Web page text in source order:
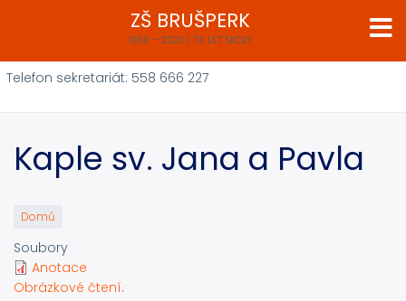
obsahu
ZŠ BRUŠPERK
1950 – 2020 | 70 LET ŠKOLY
Telefon sekretariát: 558 666 227
Kaple sv. Jana a Pavla
Domů
Soubory
Anotace
Obrázkové čtení.